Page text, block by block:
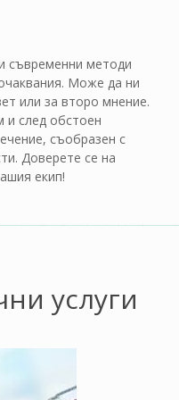
съвременни методи
Може да ни
или за второ мнение.
и след обстоен
съобразен с
Доверете се на
екип!
услуги